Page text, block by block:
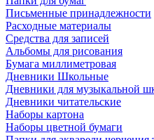
Письменные принадлежности
Расходные материалы
Средства для записей
Альбомы для рисования
Бумага миллиметровая
Дневники Школьные
Дневники для музыкальной
Дневники читательские
Наборы картона
Наборы цветной бумаги